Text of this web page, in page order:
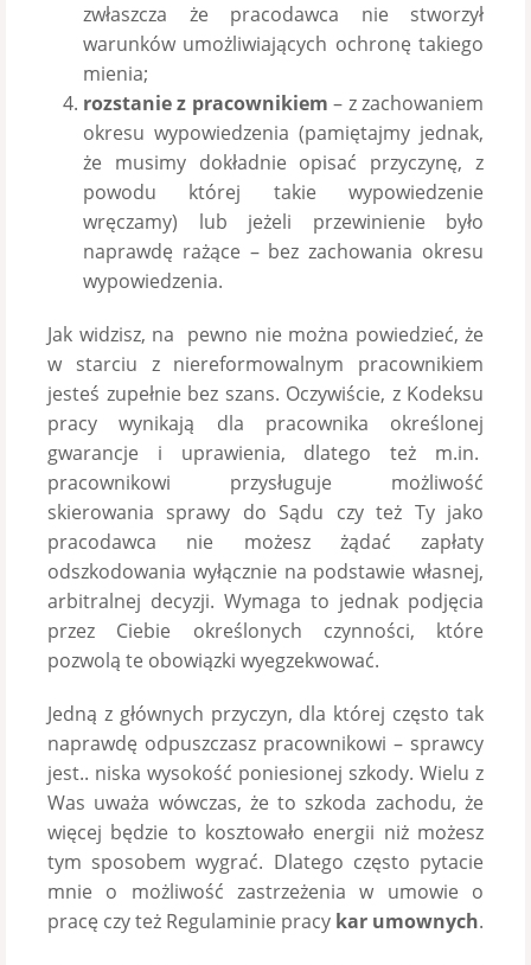
zwłaszcza że pracodawca nie stworzył
warunków umożliwiających ochronę takiego
mienia;
rozstanie z pracownikiem – z zachowaniem
okresu wypowiedzenia (pamiętajmy jednak,
że musimy dokładnie opisać przyczynę, z
powodu której takie wypowiedzenie
wręczamy) lub jeżeli przewinienie było
naprawdę rażące – bez zachowania okresu
wypowiedzenia.
Jak widzisz, na pewno nie można powiedzieć, że
w starciu z niereformowalnym pracownikiem
jesteś zupełnie bez szans. Oczywiście, z Kodeksu
pracy wynikają dla pracownika określonej
gwarancje i uprawienia, dlatego też m.in.
pracownikowi przysługuje możliwość
skierowania sprawy do Sądu czy też Ty jako
pracodawca nie możesz żądać zapłaty
odszkodowania wyłącznie na podstawie własnej,
arbitralnej decyzji. Wymaga to jednak podjęcia
przez Ciebie określonych czynności, które
pozwolą te obowiązki wyegzekwować.
Jedną z głównych przyczyn, dla której często tak
naprawdę odpuszczasz pracownikowi – sprawcy
jest.. niska wysokość poniesionej szkody. Wielu z
Was uważa wówczas, że to szkoda zachodu, że
więcej będzie to kosztowało energii niż możesz
tym sposobem wygrać. Dlatego często pytacie
mnie o możliwość zastrzeżenia w umowie o
pracę czy też Regulaminie pracy kar umownych.